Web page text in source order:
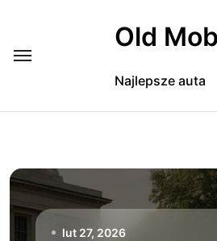
Old
Najlepsze auta
lut 27, 2026